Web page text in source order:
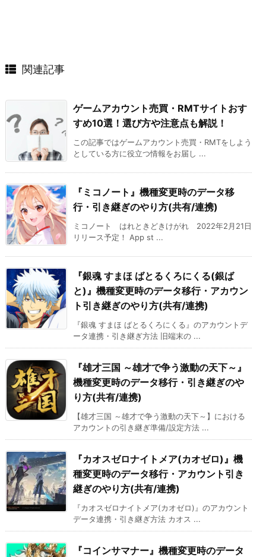
関連記事
ゲームアカウント売買・RMTサイトおす
すめ10選！選び方や注意点も解説！
この記事ではゲームアカウント売買・RMTをしよう
としている方に役立つ情報をお届し ...
『ミコノート』機種変更時のデータ移
行・引き継ぎのやり方(共有/連携)
ミコノート はれときどきけがれ 2022年2月21日
リリース予定！ App st ...
『銀魂 すまほ ばとるくろにくる(銀ば
と)』機種変更時のデータ移行・アカウン
ト引き継ぎのやり方(共有/連携)
『銀魂 すまほ ばとるくろにくる』のアカウントデ
ータ連携・引き継ぎ方法 旧端末の ...
『雄才三国 ～雄才で争う激動の天下～』
機種変更時のデータ移行・引き継ぎのや
り方(共有/連携)
【雄才三国 ～雄才で争う激動の天下～】における
アカウントの引き継ぎ準備/設定方法 ...
『カオスゼロナイトメア(カオゼロ)』機
種変更時のデータ移行・アカウント引き
継ぎのやり方(共有/連携)
『カオスゼロナイトメア(カオゼロ)』のアカウント
データ連携・引き継ぎ方法 カオス ...
『コインサマナー』機種変更時のデータ